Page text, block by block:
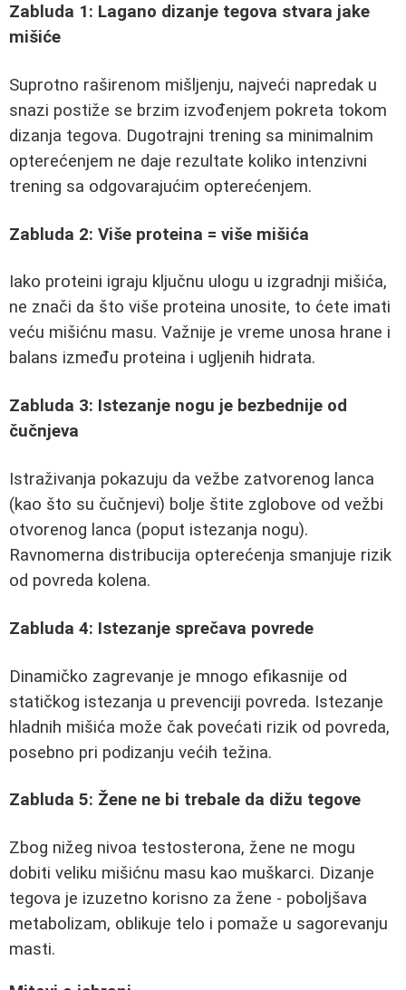
Zabluda 1: Lagano dizanje tegova stvara jake
mišiće
Suprotno raširenom mišljenju, najveći napredak u
snazi postiže se brzim izvođenjem pokreta tokom
dizanja tegova. Dugotrajni trening sa minimalnim
opterećenjem ne daje rezultate koliko intenzivni
trening sa odgovarajućim opterećenjem.
Zabluda 2: Više proteina = više mišića
Iako proteini igraju ključnu ulogu u izgradnji mišića,
ne znači da što više proteina unosite, to ćete imati
veću mišićnu masu. Važnije je vreme unosa hrane i
balans između proteina i ugljenih hidrata.
Zabluda 3: Istezanje nogu je bezbednije od
čučnjeva
Istraživanja pokazuju da vežbe zatvorenog lanca
(kao što su čučnjevi) bolje štite zglobove od vežbi
otvorenog lanca (poput istezanja nogu).
Ravnomerna distribucija opterećenja smanjuje rizik
od povreda kolena.
Zabluda 4: Istezanje sprečava povrede
Dinamičko zagrevanje je mnogo efikasnije od
statičkog istezanja u prevenciji povreda. Istezanje
hladnih mišića može čak povećati rizik od povreda,
posebno pri podizanju većih težina.
Zabluda 5: Žene ne bi trebale da dižu tegove
Zbog nižeg nivoa testosterona, žene ne mogu
dobiti veliku mišićnu masu kao muškarci. Dizanje
tegova je izuzetno korisno za žene - poboljšava
metabolizam, oblikuje telo i pomaže u sagorevanju
masti.